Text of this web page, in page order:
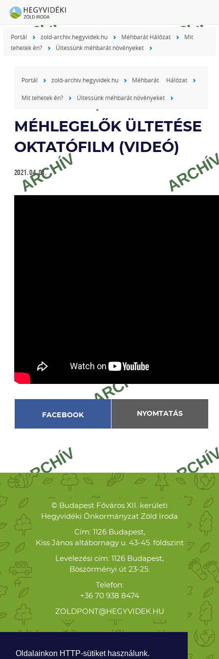
Oldalainkon HTTP-sütiket használunk.
Portál zold-archiv.hegyvidek.hu Méhbarát Hálózat
Mit
tehetek én?
Ültessünk méhbarát növényeket
Portál zold-archiv.hegyvidek.hu Méhbarát Hálózat
Mit tehetek én? Ültessünk méhbarát növényeket
MÉHLEGELŐK ÜLTETÉSE
OKTATÓFILM (VIDEÓ)
2021. 04. 01.
FACEBOOK NYOMTATÁS
© Budapest Főváros XII. kerületi
Hegyvidéki Önkormányzat Zöld Iroda
Cím: 1126 Budapest,
Kiss János altábornagy u. 43-45. földszint
Levelezési cím: 1126 Budapest,
Böszörményi út 23-25.
Telefon:
+36 70 938 8474
ZOLDPONT@HEGYVIDEK.HU